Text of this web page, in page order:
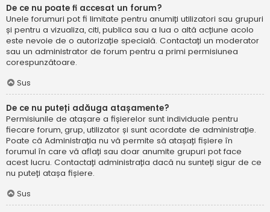
De ce nu poate fi accesat un forum?
Unele forumuri pot fi limitate pentru anumiți utilizatori sau grupuri
și pentru a vizualiza, citi, publica sau a lua o altă acțiune acolo
este nevoie de o autorizație specială. Contactați un moderator
sau un administrator de forum pentru a primi permisiunea
corespunzătoare.
Sus
De ce nu puteți adăuga atașamente?
Permisiunile de atașare a fișierelor sunt individuale pentru
fiecare forum, grup, utilizator și sunt acordate de administrație.
Poate că Administrația nu vă permite să atașați fișiere în
forumul în care vă aflați sau doar anumite grupuri pot face
acest lucru. Contactați administrația dacă nu sunteți sigur de ce
nu puteți atașa fișiere.
Sus